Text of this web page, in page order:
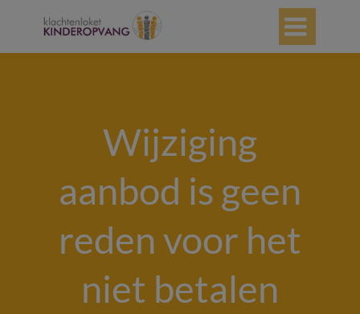

Wijziging
aanbod is geen
reden voor het
niet betalen